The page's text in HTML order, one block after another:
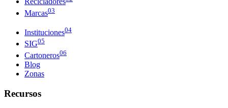
Marcas03
Instituciones04
SIG05
Cartoneros06
Blog
Zonas
Recursos